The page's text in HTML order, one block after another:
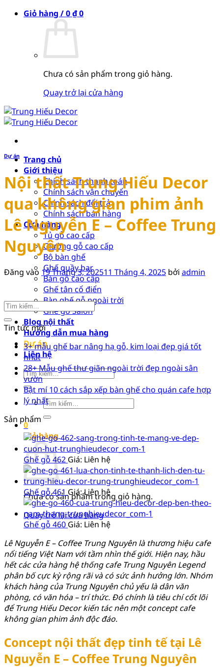
Giỏ hàng /0₫0
Chưa có sản phẩm trong giỏ hàng.
Quay trở lại cửa hàng
Trang chủ
Giới thiệu
Chính sách thanh toán
Chính sách vận chuyển
Chính sách đổi trả
Chính sách bán hàng
Cửa hàng
Tủ gỗ cao cấp
Giường gỗ cao cấp
Bộ bàn ghế
Ghế quầy bar
Bàn gỗ cao cấp
Ghế tân cổ điển
Bàn ghế gỗ ngoài trời
Ghế gỗ Salon
Blog nội thất
Hướng dẫn mua hàng
Dự án
Liên hệ
Tìm
kiếm:
Tìm
kiếm:
0
Giỏ hàng
Chưa có sản phẩm trong giỏ hàng.
Quay trở lại cửa hàng
Dự án
Nội thất Trung Hiếu Decor
qua không gian phim ảnh
Lê Nguyễn E – Coffee Trung
Nguyên
Đăng vào 19 Tháng 3, 202511 Tháng 4, 2025 bởi admin
Tin tức mới
3+ mẫu ghế bar nâng hạ gỗ, kim loại đẹp giá tốt
nhất
28+ Mẫu ghế thư giãn ngoài trời đẹp ngoài sân
vườn
Bật mí 10 cách sắp xếp bàn ghế cho quán cafe hợp
lý nhất
Sản phẩm
Ghế gỗ 462 Giá: Liên hệ
Ghế gỗ 461 Giá: Liên hệ
Ghế gỗ 460 Giá: Liên hệ
Lê Nguyễn E – Coffee Trung Nguyên là thương hiệu cafe
nổi tiếng Việt Nam với tầm nhìn thế giới. Hiện nay, hầu
hết các cửa hàng hệ thống cafe Trung Nguyên Legend
phân bố cực kỳ rộng rãi và có sức ảnh hưởng lớn. Nhóm
khách hàng của Trung Nguyên chủ yếu là dân văn
phòng, có văn hóa – trí thức. Đó chính là tiêu chí cốt lõi
để Trung Hiếu Decor kiến tác nên một concept cafe
không gian phim ảnh độc đáo.
Concept nội thất đẹp tinh tế tại Lê
Nguyễn E – Coffee Trung Nguyên